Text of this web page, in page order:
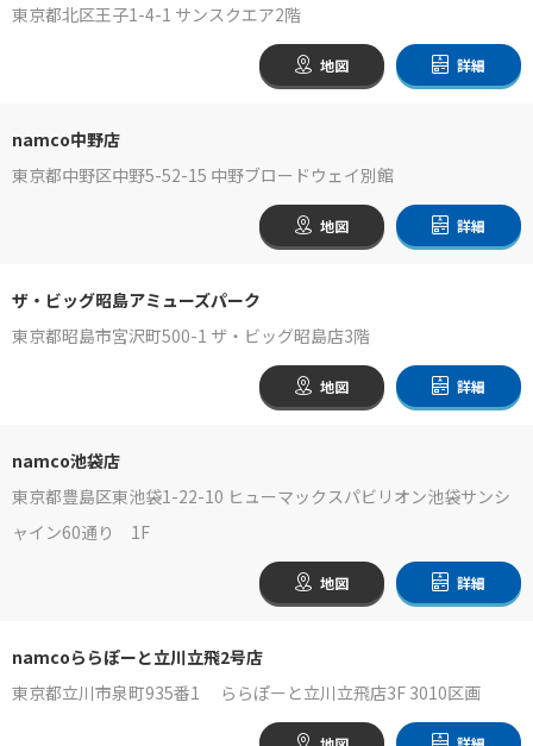
東京都北区王子1-4-1 サンスクエア2階
地図 詳細
namco中野店
東京都中野区中野5-52-15 中野ブロードウェイ別館
地図 詳細
ザ・ビッグ昭島アミューズパーク
東京都昭島市宮沢町500-1 ザ・ビッグ昭島店3階
地図 詳細
namco池袋店
東京都豊島区東池袋1-22-10 ヒューマックスパビリオン池袋サンシ
ャイン60通り 1F
地図 詳細
namcoららぽーと立川立飛2号店
東京都立川市泉町935番1 ららぽーと立川立飛店3F 3010区画